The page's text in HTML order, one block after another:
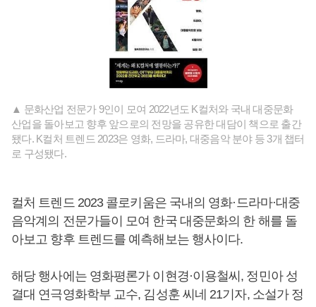
▲ 문화산업 전문가 9인이 모여 2022년도 K컬처와 국내 대중문화
산업을 돌아보고 향후 앞으로의 전망을 공유한 대담이 책으로 출간
됐다. K컬처 트렌드 2023은 영화, 드라마, 대중음악 분야 등 3개 챕터
로 구성됐다.
컬처 트렌드 2023 콜로키움은 국내의 영화·드라마·대중
음악계의 전문가들이 모여 한국 대중문화의 한 해를 돌
아보고 향후 트렌드를 예측해보는 행사이다.
해당 행사에는 영화평론가 이현경·이용철씨, 정민아 성
결대 연극영화학부 교수, 김성훈 씨네 21기자, 소설가 정